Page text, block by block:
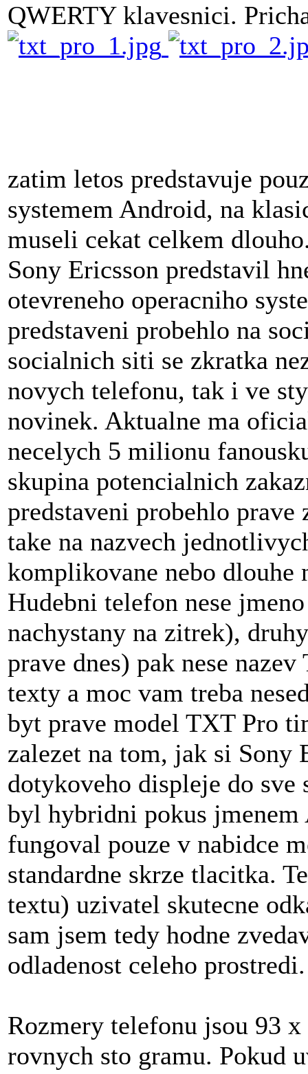
QWERTY klavesnici.
zatim letos predstavuje
systemem Android, na
museli cekat celkem
Sony Ericsson predstavil
otevreneho operacniho
predstaveni probehlo na
socialnich siti se zkratka
novych telefonu, tak i ve
novinek. Aktualne ma
necelych 5 milionu
skupina potencialnich
predstaveni probehlo
take na nazvech
komplikovane nebo
Hudebni telefon nese
nachystany na zitrek),
prave dnes) pak nese
texty a moc vam treba
byt prave model TXT Pro
zalezet na tom, jak si Sony
dotykoveho displeje do
byl hybridni pokus
fungoval pouze v nabidce
standardne skrze tlacitka.
textu) uzivatel skutecne
sam jsem tedy hodne
odladenost celeho prostredi.
Rozmery telefonu jsou 93
rovnych sto gramu. Pokud